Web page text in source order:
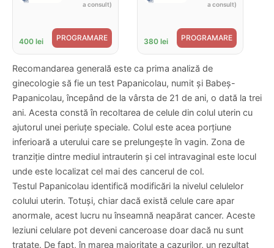
alergologie(dup
PROGRAMARE
alergologie(dup
PROGRAMARE
Recomandarea generală este ca prima analiză de
ginecologie să fie un test Papanicolau, numit și Babeș-
Papanicolau, începând de la vârsta de 21 de ani, o dată la trei
ani. Acesta constă în recoltarea de celule din colul uterin cu
ajutorul unei periuțe speciale. Colul este acea porțiune
inferioară a uterului care se prelungește în vagin. Zona de
tranziție dintre mediul intrauterin și cel intravaginal este locul
unde este localizat cel mai des cancerul de col.
Testul Papanicolau identifică modificări la nivelul celulelor
colului uterin. Totuși, chiar dacă există celule care apar
anormale, acest lucru nu înseamnă neapărat cancer. Aceste
leziuni celulare pot deveni canceroase doar dacă nu sunt